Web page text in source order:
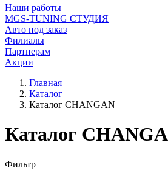
Наши работы
MGS-TUNING СТУДИЯ
Авто под заказ
Филиалы
Партнерам
Акции
Главная
Каталог
Каталог CHANGAN
Каталог
Фильтр